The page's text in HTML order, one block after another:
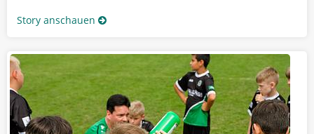
Story anschauen